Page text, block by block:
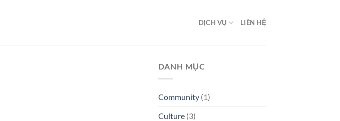
DỊCH VỤ LIÊN HỆ
DANH MỤC
Community(1)
Culture(3)